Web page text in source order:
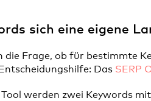
sich eine eigene
die Frage, ob für bestimmte
Das SERP
werden zwei Keywords